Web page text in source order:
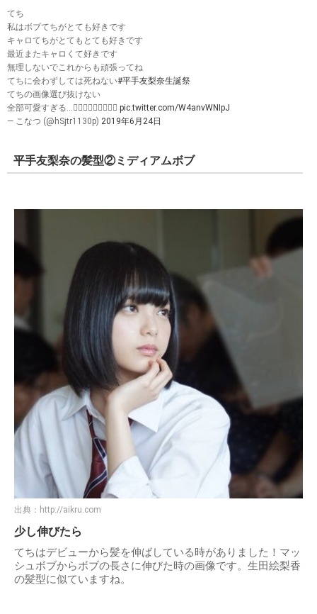
てち
私はボブてちがとても好きです
キャロてちがとてもとても好きです
最近またキャロくて好きです
無理しないでこれからも頑張ってね
てちに会わずしては死ねない#平手友梨奈生誕祭
てちの画像選び抜けない
全部可愛すぎる…🤦🏻‍♀️🤦🏻‍♀️🤦🏻‍♀️ pic.twitter.com/W4anvWNIpJ
— こなつ (@hSjtr1130p) 2019年6月24日
平手友梨奈の髪型②ミディアムボブ
出典： http://aikru.com
少し伸びたら
てちはデビューから髪を伸ばしている時がありました！マッ
シュボブからボブの長さに伸びた時の画像です。生田絵梨香
の髪型に似ていますね。